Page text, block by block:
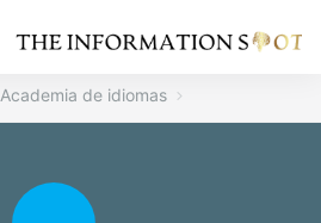
Academia de idiomas